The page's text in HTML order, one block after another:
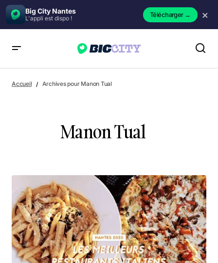
Big City Nantes
L'appli est dispo ! Télécharger→ ×
Accueil Archives pour Manon Tual
Manon Tual